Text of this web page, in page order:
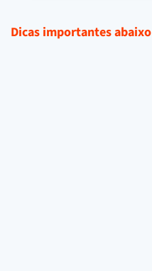
Dicas importantes abaixo